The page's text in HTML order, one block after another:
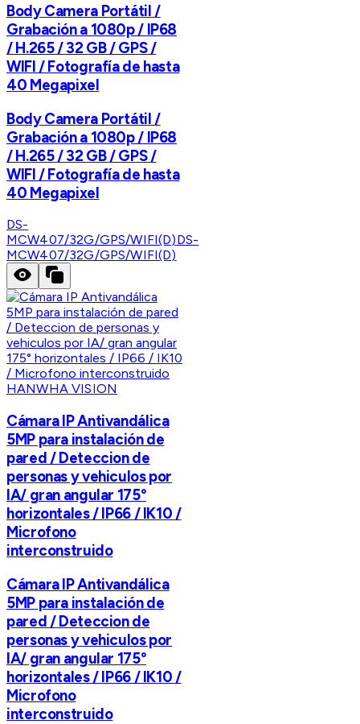
Body Camera Portátil /
Grabación a 1080p / IP68
/ H.265 / 32 GB / GPS /
WIFI / Fotografía de hasta
40 Megapixel
Body Camera Portátil /
Grabación a 1080p / IP68
/ H.265 / 32 GB / GPS /
WIFI / Fotografía de hasta
40 Megapixel
DS-
MCW407/32G/GPS/WIFI(D)DS-
MCW407/32G/GPS/WIFI(D)
HANWHA VISION
Cámara IP Antivandálica
5MP para instalación de
pared / Deteccion de
personas y vehiculos por
IA/ gran angular 175°
horizontales / IP66 / IK10 /
Microfono
interconstruido
Cámara IP Antivandálica
5MP para instalación de
pared / Deteccion de
personas y vehiculos por
IA/ gran angular 175°
horizontales / IP66 / IK10 /
Microfono
interconstruido